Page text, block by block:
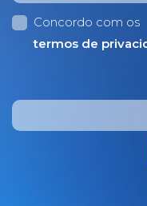
Concordo com os
termos de